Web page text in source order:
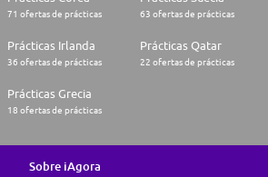
71 ofertas de prácticas 63 ofertas de prácticas
Prácticas Irlanda
36 ofertas de prácticas
Prácticas Qatar
22 ofertas de prácticas
Prácticas Grecia
18 ofertas de prácticas
Sobre iAgora